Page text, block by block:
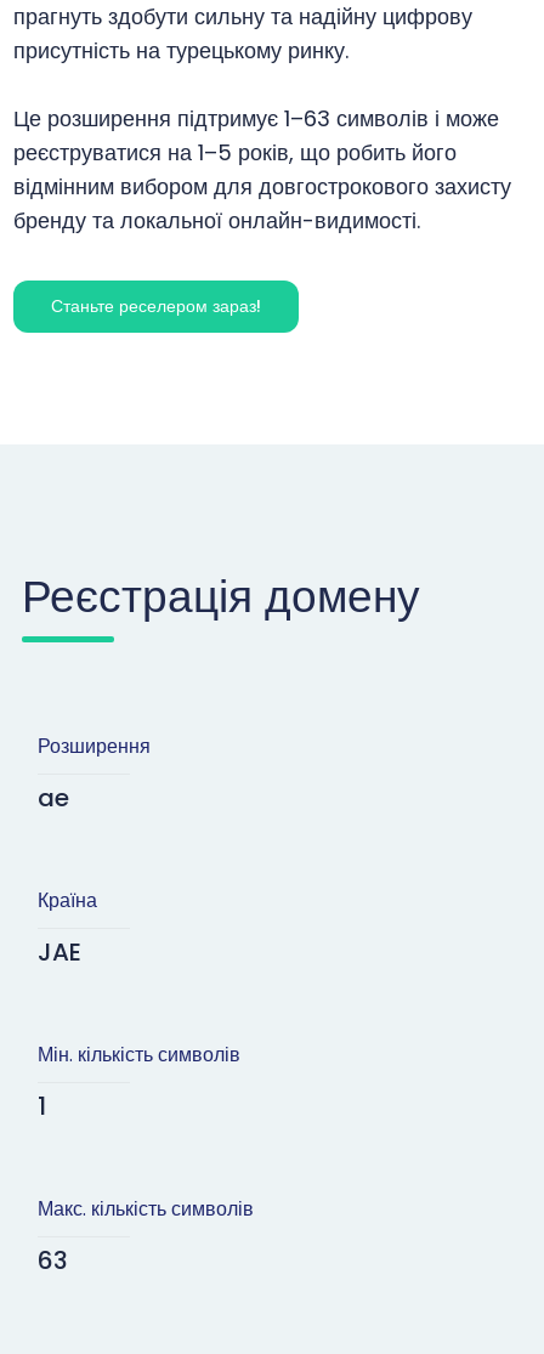
прагнуть здобути сильну та надійну цифрову
присутність на турецькому ринку.
Це розширення підтримує 1–63 символів і може
реєструватися на 1–5 років, що робить його
відмінним вибором для довгострокового захисту
бренду та локальної онлайн-видимості.
Станьте реселером зараз!
Реєстрація домену
Розширення
ae
Країна
JAE
Мін. кількість символів
1
Макс. кількість символів
63